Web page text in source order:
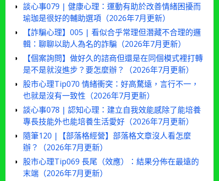
談心事079 | 健康心理：運動有助於改善情緒困擾而
瑜珈是很好的輔助選項（2026年7月更新）
【詐騙心理】005 | 看似合乎常理但潛藏不合理的邏
輯：聊聊以助人為名的詐騙（2026年7月更新）
【個案詢問】做好久的諮商但還是在同個模式裡打轉
是不是就沒進步？要怎麼辦？（2026年7月更新）
股市心理Tip070 情緒衝突：好高騖遠，言行不一，
也就是沒有一致性（2026年7月更新）
談心事078 | 認知心理：建立自我效能感除了能培養
專長技能外也能培養生活愛好（2026年7月更新）
隨筆120 |【部落格經營】部落格文章沒人看怎麼
辦？（2026年7月更新）
股市心理Tip069 長尾（效應）：結果分佈在最遠的
末端（2026年7月更新）